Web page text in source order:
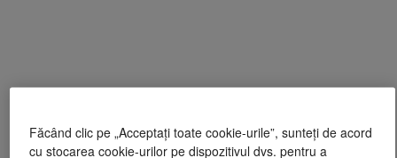
Făcând clic pe „Acceptați toate cookie-urile”, sunteți de acord
cu stocarea cookie-urilor pe dispozitivul dvs. pentru a